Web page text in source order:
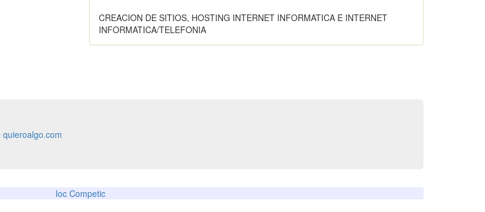
CREACION DE SITIOS, HOSTING INTERNET INFORMATICA E INTERNET
INFORMATICA/TELEFONIA
Ioc Competic